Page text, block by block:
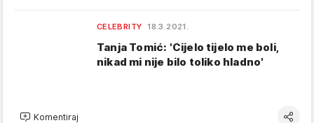
CELEBRITY 18.3.2021.
Tanja Tomić: 'Cijelo tijelo me boli,
nikad mi nije bilo toliko hladno'
Komentiraj